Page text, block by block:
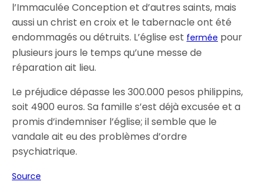
l’Immaculée Conception et d’autres saints, mais
aussi un christ en croix et le tabernacle ont été
endommagés ou détruits. L’église est fermée pour
plusieurs jours le temps qu’une messe de
réparation ait lieu.
Le préjudice dépasse les 300.000 pesos philippins,
soit 4900 euros. Sa famille s’est déjà excusée et a
promis d’indemniser l’église; il semble que le
vandale ait eu des problèmes d’ordre
psychiatrique.
Source